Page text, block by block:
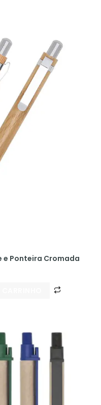
e Ponteira Cromada